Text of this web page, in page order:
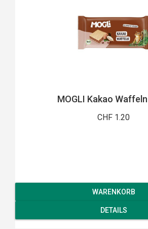
MOGLI Kakao Waffeln
CHF 1.20
WARENKORB
DETAILS